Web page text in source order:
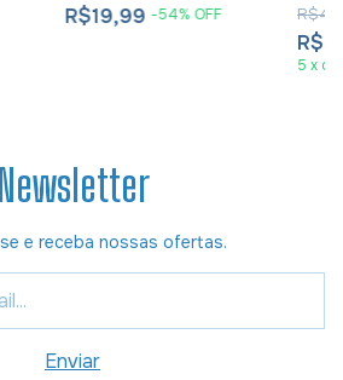
R$19,99 -54% OFF
5 x de
Newsletter
e receba nossas ofertas.